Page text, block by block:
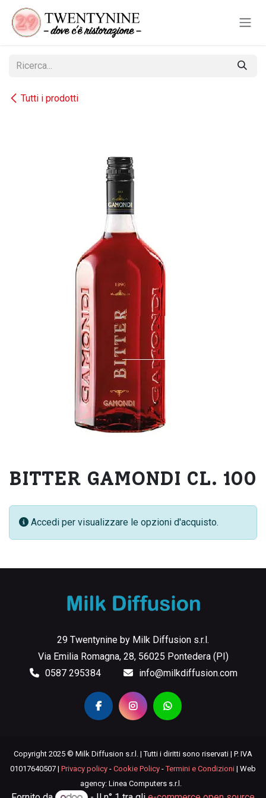
Passa al contenuto
Tutti i prodotti
BITTER GAMONDI CL. 100
Accedi per visualizzare le opzioni d'acquisto.
29 Twentynine by Milk Diffusion s.r.l.
Via Emilia Romagna, 28, 56025 Pontedera (PI)
0587 295384
info@milkdiffusion.com
Copyright 2025 © Milk Diffusion s.r.l. | Tutti i diritti sono riservati | P. IVA
01017640507 | Privacy policy - Cookie Policy -Termini e Condizioni | Web
agency: Linea Computers s.r.l.